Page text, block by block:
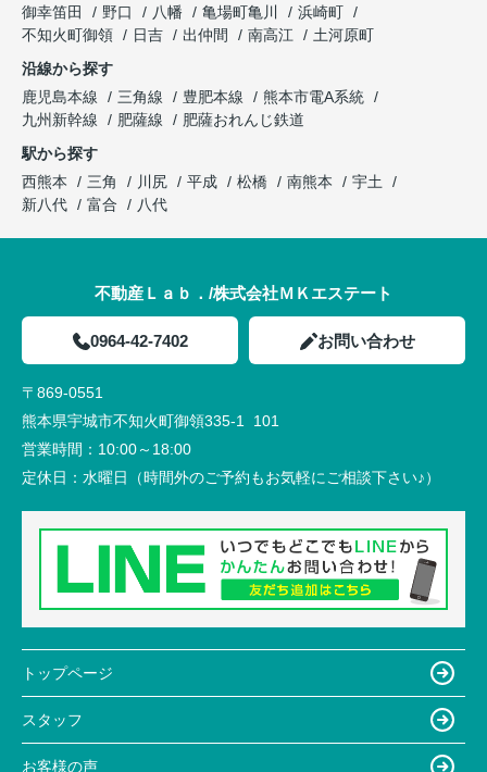
御幸笛田
野口 八幡 亀場町亀川
浜崎町
不知火町御領
日吉 出仲間 南高江
土河原町
沿線から探す
鹿児島本線
三角線 豊肥本線
熊本市電A系統
九州新幹線
肥薩線
肥薩おれんじ鉄道
駅から探す
西熊本
三角 川尻 平成 松橋 南熊本
宇土
新八代
富合 八代
不動産Ｌａｂ．/株式会社ＭＫエステート
0964-42-7402 お問い合わせ
〒869-0551
熊本県宇城市不知火町御領335-1 101
営業時間： 10:00～18:00
定休日： 水曜日（時間外のご予約もお気軽にご相談下さい♪）
トップページ
スタッフ
お客様の声